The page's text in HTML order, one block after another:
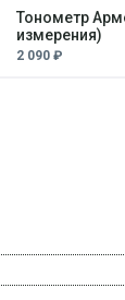
Тонометр
измерения)
2 090 ₽